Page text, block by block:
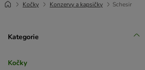
Kočky Konzervy a kapsičky Schesir
Kategorie
Kočky